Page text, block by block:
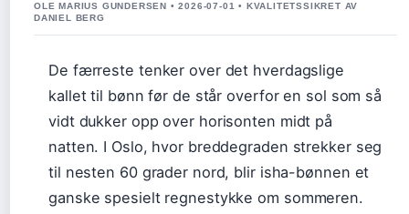
OLE MARIUS GUNDERSEN • 2026-07-01 • KVALITETSSIKRET AV
DANIEL BERG
De færreste tenker over det hverdagslige
kallet til bønn før de står overfor en sol som så
vidt dukker opp over horisonten midt på
natten. I Oslo, hvor breddegraden strekker seg
til nesten 60 grader nord, blir isha-bønnen et
ganske spesielt regnestykke om sommeren.